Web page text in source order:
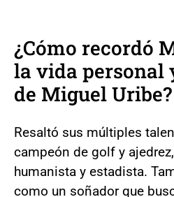
¿Cómo recordó
la vida personal
de Miguel Uribe?
Resaltó sus múltiples
campeón de golf y
humanista y estadista.
como un soñador que